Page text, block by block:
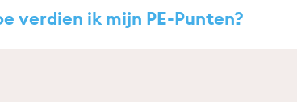
verdien ik mijn PE-Punten?